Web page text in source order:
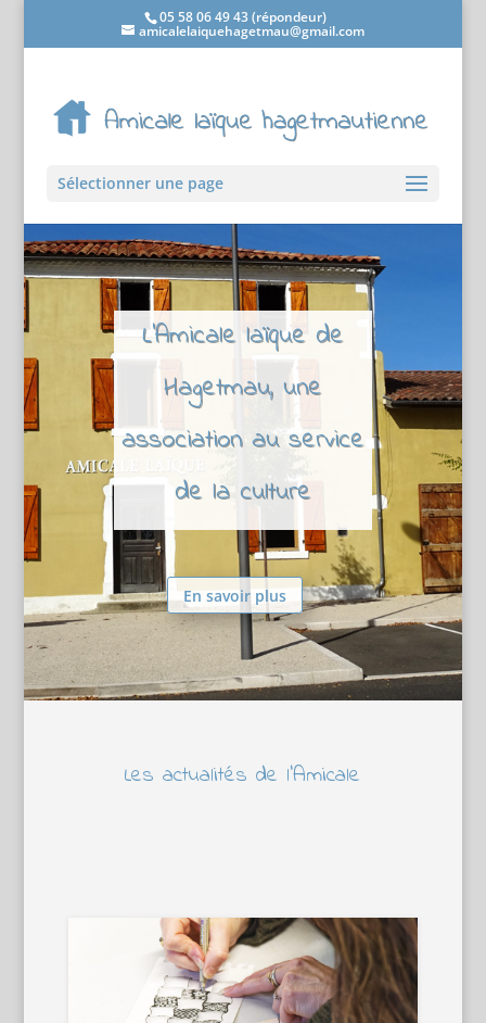
05 58 06 49 43 (répondeur)
amicalelaiquehagetmau@gmail.com
Sélectionner une page
L'Amicale laïque de
Hagetmau, une
association au service
de la culture
En savoir plus
Les actualités de l’Amicale